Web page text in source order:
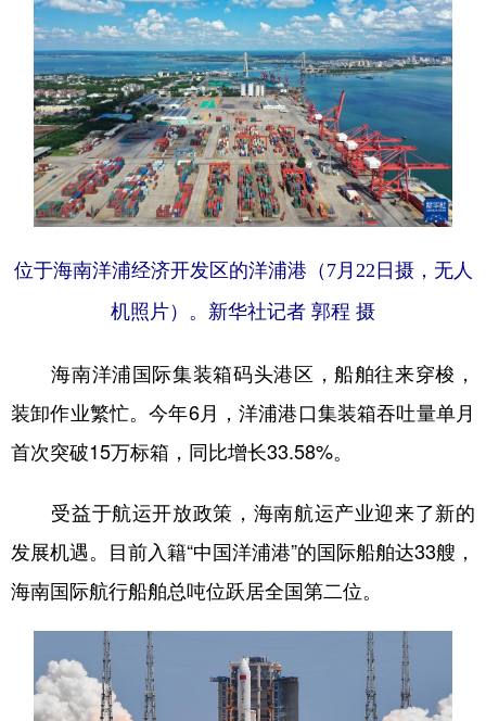
位于海南洋浦经济开发区的洋浦港（7月22日摄，无人
机照片）。新华社记者 郭程 摄
海南洋浦国际集装箱码头港区，船舶往来穿梭，
装卸作业繁忙。今年6月，洋浦港口集装箱吞吐量单月
首次突破15万标箱，同比增长33.58%。
受益于航运开放政策，海南航运产业迎来了新的
发展机遇。目前入籍“中国洋浦港”的国际船舶达33艘，
海南国际航行船舶总吨位跃居全国第二位。